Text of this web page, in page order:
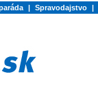
| Spravodajstvo |